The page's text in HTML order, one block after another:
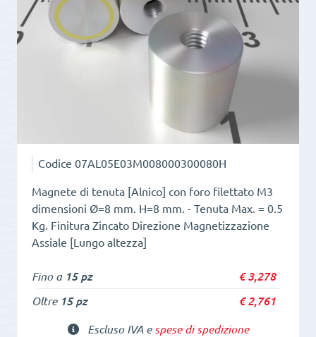
in
ferrrite
con
cilindrico
quantità
Codice 07AL05E03M008000300080H
Magnete di tenuta [Alnico] con foro filettato M3
dimensioni Ø=8 mm. H=8 mm. - Tenuta Max. = 0.5
Kg. Finitura Zincato Direzione Magnetizzazione
Assiale [Lungo altezza]
Fino a 15 pz €3,278
Oltre 15 pz €2,761
Escluso IVA e spese di spedizione